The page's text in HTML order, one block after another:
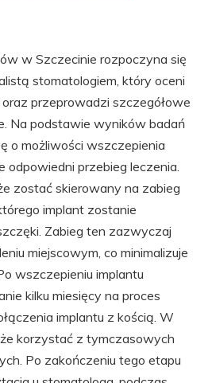
w Szczecinie rozpoczyna się
stomatologiem, który oceni
przeprowadzi szczegółowe
Na podstawie wyników badań
o możliwości wszczepienia
odpowiedni przebieg leczenia.
zostać skierowany na zabieg
implant zostanie
Zabieg ten zazwyczaj
miejscowym, co minimalizuje
wszczepieniu implantu
kilku miesięcy na proces
implantu z kością. W
korzystać z tymczasowych
Po zakończeniu tego etapu